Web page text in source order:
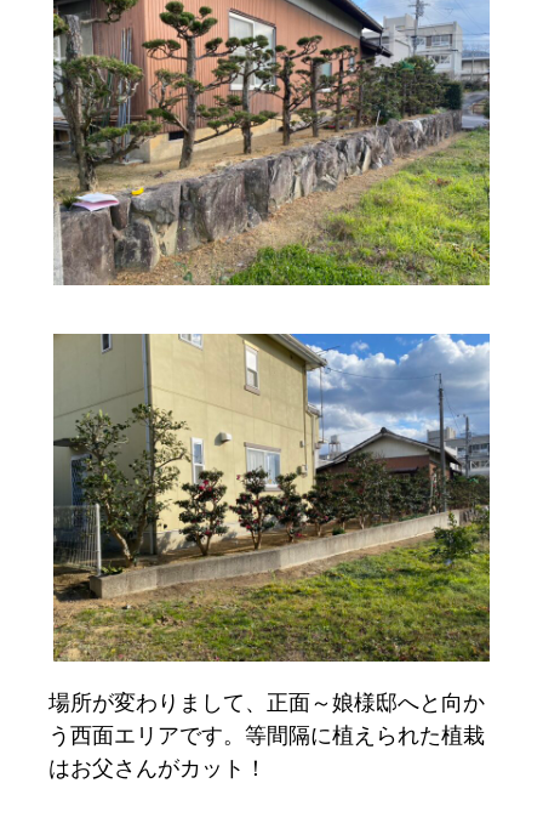
場所が変わりまして、正面～娘様邸へと向か
う西面エリアです。等間隔に植えられた植栽
はお父さんがカット！